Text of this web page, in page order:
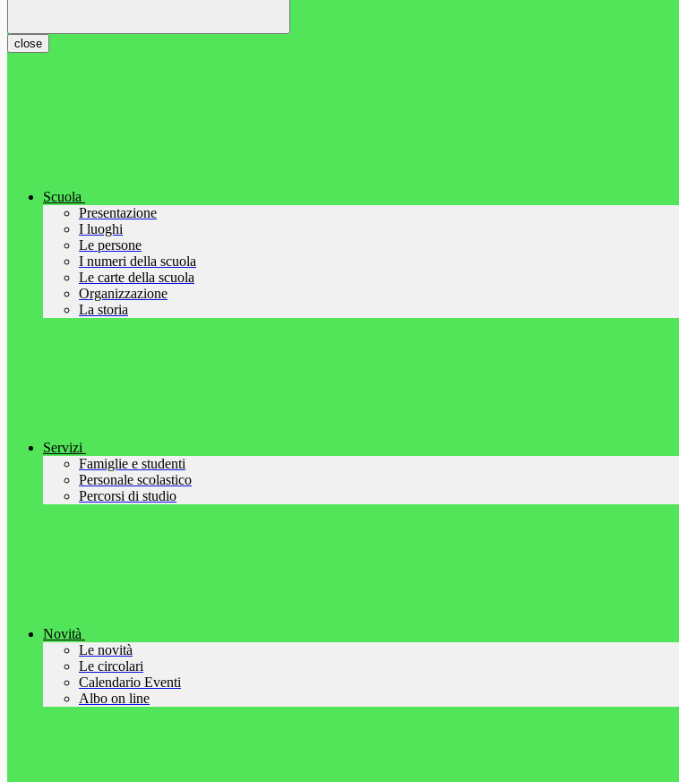
close
Scuola
Presentazione
I luoghi
Le persone
I numeri della scuola
Le carte della scuola
Organizzazione
La storia
Servizi
Famiglie e studenti
Personale scolastico
Percorsi di studio
Novità
Le novità
Le circolari
Calendario Eventi
Albo on line